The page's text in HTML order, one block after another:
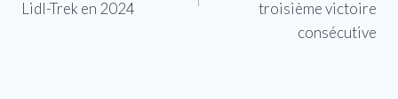
Lidl-Trek en 2024
troisième victoire
consécutive